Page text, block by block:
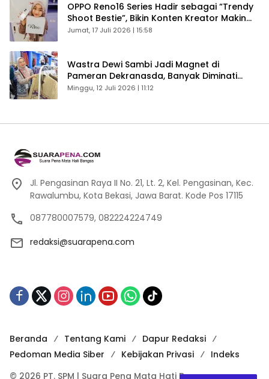
OPPO Reno16 Series Hadir sebagai “Trendy
Shoot Bestie”, Bikin Konten Kreator Makin
Betah
Jumat, 17 Juli 2026 | 15:58
Wastra Dewi Sambi Jadi Magnet di
Pameran Dekranasda, Banyak Diminati
Pengunjung
Minggu, 12 Juli 2026 | 11:12
Jl. Pengasinan Raya II No. 21, Lt. 2, Kel. Pengasinan, Kec.
Rawalumbu, Kota Bekasi, Jawa Barat. Kode Pos 17115
087780007579, 082224224749
redaksi@suarapena.com
Beranda Tentang Kami
Dapur Redaksi
Pedoman Media Siber
Kebijakan Privasi
Indeks
© 2026 PT. SPM | Suara Pena Mata Hati Bangsa